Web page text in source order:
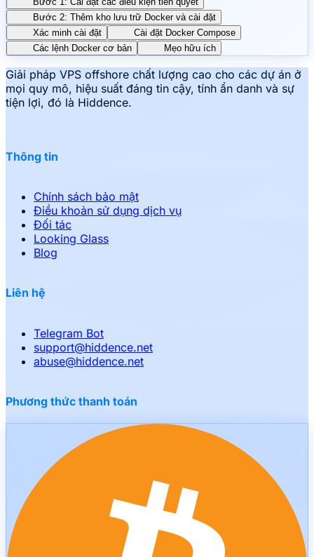
Bước 2: Thêm kho lưu trữ Docker và cài đặt
Xác minh cài đặt
Cài đặt Docker Compose
Các lệnh Docker cơ bản
Mẹo hữu ích
Giải pháp VPS offshore chất lượng cao cho các dự án ở
mọi quy mô, hiệu suất đáng tin cậy, tính ẩn danh và sự
tiện lợi, đó là Hiddence.
Thông tin
Chính sách bảo mật
Điều khoản sử dụng dịch vụ
Đối tác
Looking Glass
Blog
Liên hệ
Telegram Bot
support@hiddence.net
abuse@hiddence.net
Phương thức thanh toán